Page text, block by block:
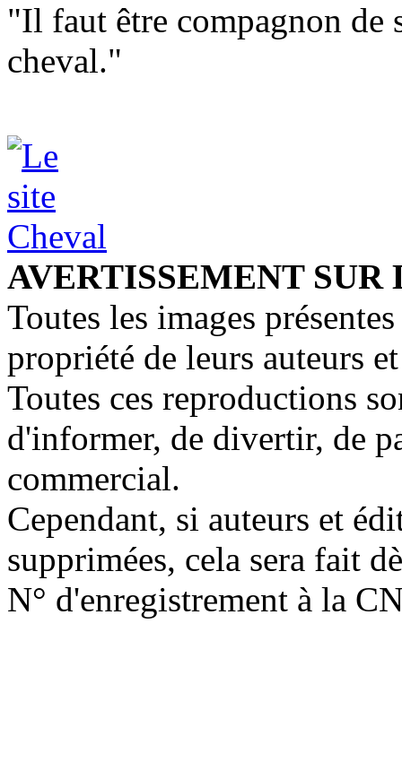
"Il faut être compagnon de
cheval."
AVERTISSEMENT
Toutes les images
propriété de leurs auteurs
Toutes ces reproductions
d'informer, de divertir, de
commercial.
Cependant, si auteurs et
supprimées, cela sera fait
N° d'enregistrement à la